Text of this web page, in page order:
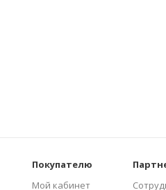
Покупателю
Мой кабинет